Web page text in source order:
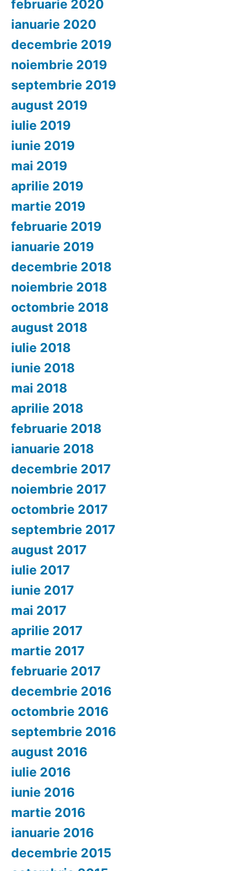
februarie 2020
ianuarie 2020
decembrie 2019
noiembrie 2019
septembrie 2019
august 2019
iulie 2019
iunie 2019
mai 2019
aprilie 2019
martie 2019
februarie 2019
ianuarie 2019
decembrie 2018
noiembrie 2018
octombrie 2018
august 2018
iulie 2018
iunie 2018
mai 2018
aprilie 2018
februarie 2018
ianuarie 2018
decembrie 2017
noiembrie 2017
octombrie 2017
septembrie 2017
august 2017
iulie 2017
iunie 2017
mai 2017
aprilie 2017
martie 2017
februarie 2017
decembrie 2016
octombrie 2016
septembrie 2016
august 2016
iulie 2016
iunie 2016
martie 2016
ianuarie 2016
decembrie 2015